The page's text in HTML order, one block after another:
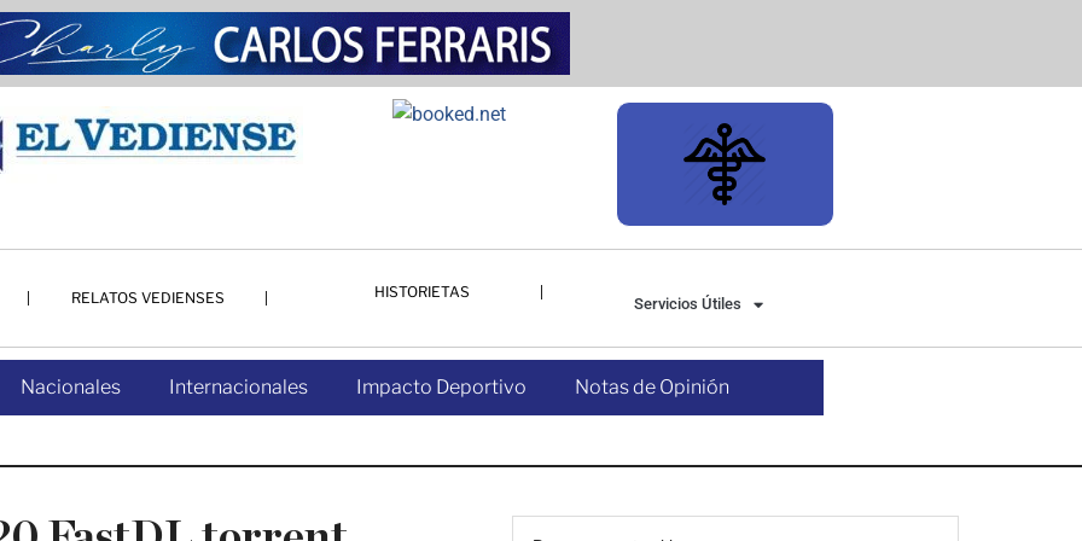
RELATOS VEDIENSES HISTORIETAS
Servicios Útiles
Nacionales Internacionales Impacto Deportivo Notas de Opinión